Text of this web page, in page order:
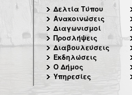
Δελτία Τύπου
Ανακοινώσεις
Διαγωνισμοί
Προσλήψεις
Διαβουλεύσεις
Εκδηλώσεις
Ο Δήμος
Υπηρεσίες